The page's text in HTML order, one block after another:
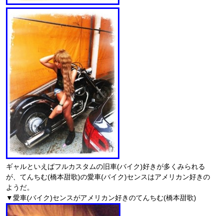
ギャルといえばフルカスタムの旧車(バイク)好きが多くみられる
が、てんちむ(橋本甜歌)の愛車(バイク)センスはアメリカン好きの
ようだ。
▼愛車(バイク)センスがアメリカン好きのてんちむ(橋本甜歌)